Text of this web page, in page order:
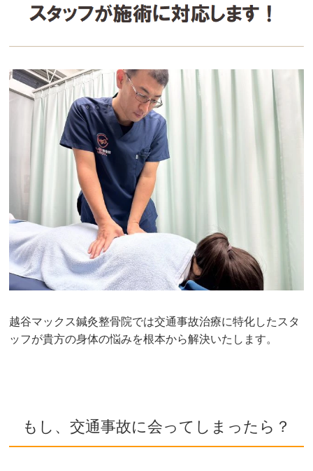
越谷マックス鍼灸整骨院では交通事故治療に特化したスタ
ッフが貴方の身体の悩みを根本から解決いたします。
もし、交通事故に会ってしまったら？